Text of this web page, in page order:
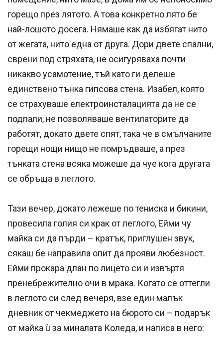
горещо през лятото. А това конкретно лято бе
най-лошото досега. Нямаше как да избягат нито
от жегата, нито една от друга. Дори двете спални,
сврени под стряхата, не осигуряваха почти
никакво усамотение, тъй като ги делеше
единствено тънка гипсова стена. Изабел, която
се страхуваше електроинсталацията да не се
подпали, не позволяваше вентилаторите да
работят, докато двете спят, така че в смълчаните
горещи нощи нищо не помръдваше, а през
тънката стена всяка можеше да чуе кога другата
се обръща в леглото.
Тази вечер, докато лежеше по тениска и бикини,
провесила голия си крак от леглото, Ейми чу
майка си да пърди – кратък, приглушен звук,
сякаш бе направила опит да прояви любезност.
Ейми прокара длан по лицето си и извъртя
пренебрежително очи в мрака. Когато се оттегли
в леглото си след вечеря, взе един малък
дневник от чекмеджето на бюрото си – подарък
от майка ù за миналата Коледа, и написа в него: